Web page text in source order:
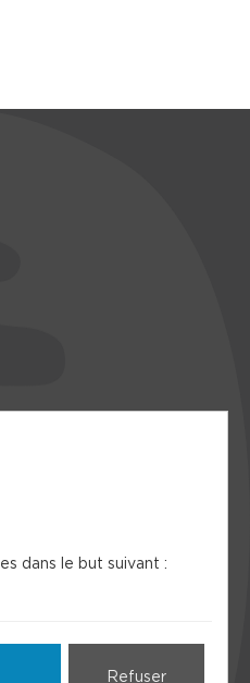
dans le but suivant :
Refuser